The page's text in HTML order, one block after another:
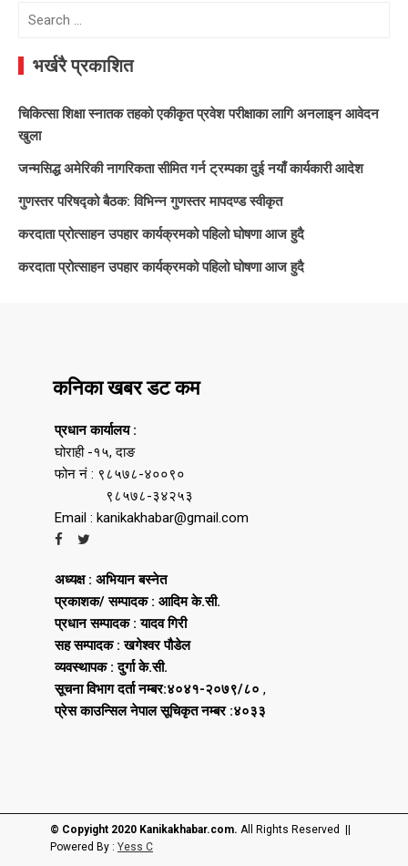
Search
भर्खरै प्रकाशित
चिकित्सा शिक्षा स्नातक तहको एकीकृत प्रवेश परीक्षाका लागि अनलाइन आवेदन
खुला
जन्मसिद्ध अमेरिकी नागरिकता सीमित गर्न ट्रम्पका दुई नयाँ कार्यकारी आदेश
गुणस्तर परिषद्को बैठक: विभिन्न गुणस्तर मापदण्ड स्वीकृत
करदाता प्रोत्साहन उपहार कार्यक्रमको पहिलो घोषणा आज हुदै
करदाता प्रोत्साहन उपहार कार्यक्रमको पहिलो घोषणा आज हुदै
कनिका खबर डट कम
प्रधान कार्यालय :
घोराही -१५, दाङ
फोन नं : ९८५७८-४००९०
९८५७८-३४२५३
Email : kanikakhabar@gmail.com
अध्यक्ष : अभियान बस्नेत
प्रकाशक/ सम्पादक : आदिम के.सी.
प्रधान सम्पादक : यादव गिरी
सह सम्पादक : खगेश्वर पौडेल
व्यवस्थापक : दुर्गा के.सी.
सूचना विभाग दर्ता नम्बर:४०४१-२०७९/८० ,
प्रेस काउन्सिल नेपाल सूचिकृत नम्बर :४०३३
© Copyight 2020 Kanikakhabar.com. All Rights Reserved ||
Powered By : Yess C